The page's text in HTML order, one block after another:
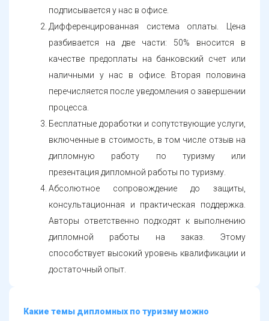
подписывается у нас в офисе.
Дифференцированная система оплаты. Цена
разбивается на две части: 50% вносится в
качестве предоплаты на банковский счет или
наличными у нас в офисе. Вторая половина
перечисляется после уведомления о завершении
процесса.
Бесплатные доработки и сопутствующие услуги,
включенные в стоимость, в том числе отзыв на
дипломную работу по туризму или
презентация дипломной работы по туризму.
Абсолютное сопровождение до защиты,
консультационная и практическая поддержка.
Авторы ответственно подходят к выполнению
дипломной работы на заказ. Этому
способствует высокий уровень квалификации и
достаточный опыт.
Какие темы дипломных по туризму можно